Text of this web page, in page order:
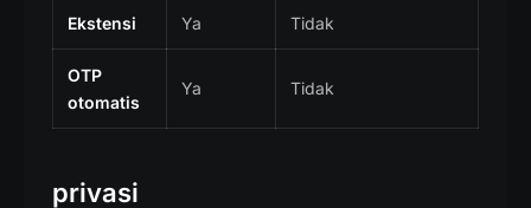
Ekstensi Ya Tidak
OTP
otomatis
Ya Tidak
privasi